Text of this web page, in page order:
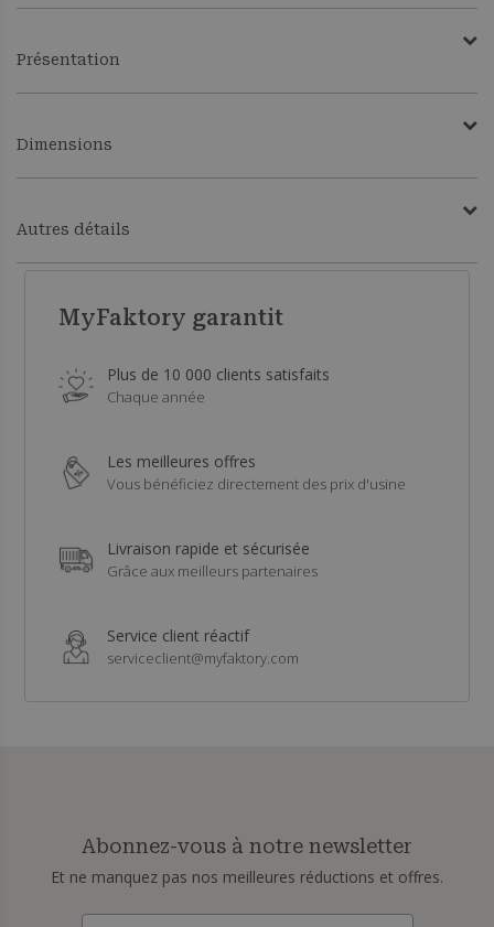
Présentation
Dimensions
Autres détails
MyFaktory garantit
Plus de 10 000 clients satisfaits
Chaque année
Les meilleures offres
Vous bénéficiez directement des prix d'usine
Livraison rapide et sécurisée
Grâce aux meilleurs partenaires
Service client réactif
serviceclient@myfaktory.com
Abonnez-vous à notre newsletter
Et ne manquez pas nos meilleures réductions et offres.